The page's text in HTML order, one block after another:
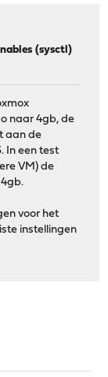
(sysctl)
naar 4gb, de
aan de
In een test
VM) de
voor het
instellingen